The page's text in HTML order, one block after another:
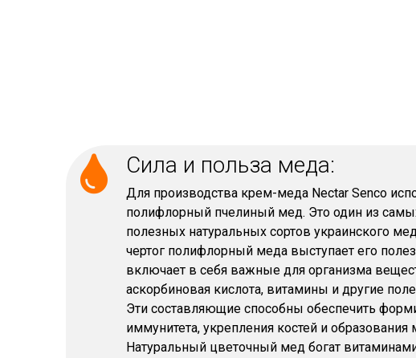
Сила и польза меда:
Для производства крем-меда Nectar Senco
полифлорный пчелиный мед. Это один из
полезных натуральных сортов украинского
чертог полифлорный меда выступает его
включает в себя важные для организма
аскорбиновая кислота, витамины и другие
Эти составляющие способны обеспечить
иммунитета, укрепления костей и
Натуральный цветочный мед богат